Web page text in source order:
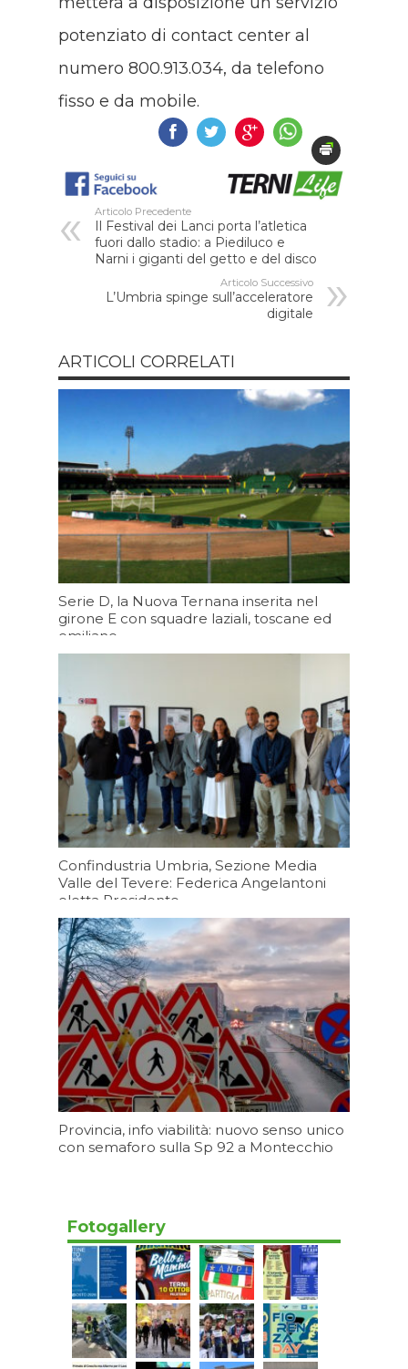
potenziato di contact center al
numero 800.913.034, da telefono
fisso e da mobile.
Articolo Precedente
Il Festival dei Lanci porta l’atletica
fuori dallo stadio: a Piediluco e
Narni i giganti del getto e del disco
Articolo Successivo
L’Umbria spinge sull’acceleratore
digitale
ARTICOLI CORRELATI
Serie D, la Nuova Ternana inserita nel
girone E con squadre laziali, toscane ed
emiliane
Confindustria Umbria, Sezione Media
Valle del Tevere: Federica Angelantoni
eletta Presidente
Oggi 19:20
Provincia, info viabilità: nuovo senso unico
con semaforo sulla Sp 92 a Montecchio
Fotogallery